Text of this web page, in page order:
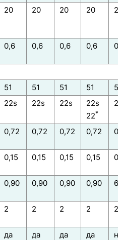
20 20 20 20 20
0,6 0,6 0,6 0,6
51 51 51 51
51
22s 22s 22s
22s
22*
22
0,72 0,72 0,72 0,72
0,15 0,15 0,15 0,15
0,90 0,90 0,90 0,90
2 2 2 2 2
да да да да